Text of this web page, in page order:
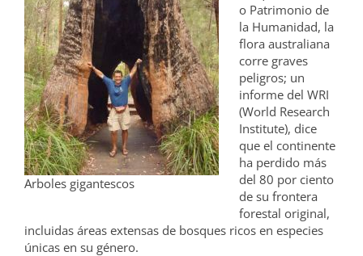
Arboles gigantescos
o Patrimonio de
la Humanidad, la
flora australiana
corre graves
peligros; un
informe del WRI
(World Research
Institute), dice
que el continente
ha perdido más
del 80 por ciento
de su frontera
forestal original,
incluidas áreas extensas de bosques ricos en especies
únicas en su género.